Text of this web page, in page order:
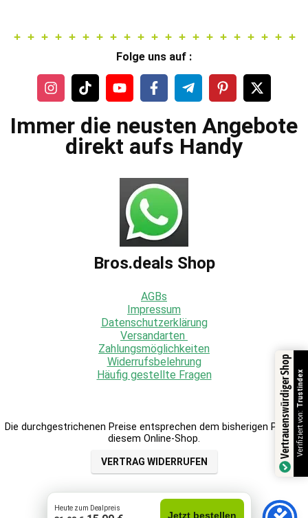
Heute zum Dealpreis
Jetzt bestellen
Folge uns auf :
Immer die neusten Angebote
direkt aufs Handy
Bros.deals Shop
AGBs
Impressum
Datenschutzerklärung
Versandarten
Zahlungsmöglichkeiten
Widerrufsbelehrung
Häufig gestellte Fragen
Die durchgestrichenen Preise entsprechen dem bisherigen Preis in
diesem Online-Shop.
VERTRAG WIDERRUFEN
Vertrauenswürdiger ShopVerifiziert von:
Trustindex